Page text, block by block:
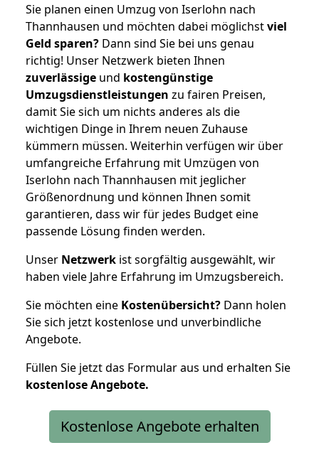
Sie planen einen Umzug von Iserlohn nach
Thannhausen und möchten dabei möglichstviel
Geld sparen? Dann sind Sie bei uns genau
richtig! Unser Netzwerk bieten Ihnen
zuverlässige und kostengünstige
Umzugsdienstleistungen zu fairen Preisen,
damit Sie sich um nichts anderes als die
wichtigen Dinge in Ihrem neuen Zuhause
kümmern müssen. Weiterhin verfügen wir über
umfangreiche Erfahrung mit Umzügen von
Iserlohn nach Thannhausen mit jeglicher
Größenordnung und können Ihnen somit
garantieren, dass wir für jedes Budget eine
passende Lösung finden werden.
Unser Netzwerk ist sorgfältig ausgewählt, wir
haben viele Jahre Erfahrung im Umzugsbereich.
Sie möchten eine Kostenübersicht? Dann holen
Sie sich jetzt kostenlose und unverbindliche
Angebote.
Füllen Sie jetzt das Formular aus und erhalten Sie
kostenloseAngebote.
Kostenlose Angebote erhalten